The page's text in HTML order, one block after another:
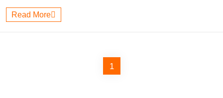
Read More
1